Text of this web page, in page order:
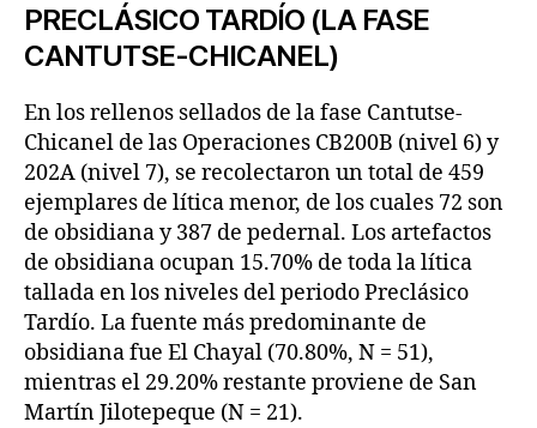
PRECLÁSICO TARDÍO (LA FASE
CANTUTSE-CHICANEL)
En los rellenos sellados de la fase Cantutse-
Chicanel de las Operaciones CB200B (nivel 6) y
202A (nivel 7), se recolectaron un total de 459
ejemplares de lítica menor, de los cuales 72 son
de obsidiana y 387 de pedernal. Los artefactos
de obsidiana ocupan 15.70% de toda la lítica
tallada en los niveles del periodo Preclásico
Tardío. La fuente más predominante de
obsidiana fue El Chayal (70.80%, N = 51),
mientras el 29.20% restante proviene de San
Martín Jilotepeque (N = 21).